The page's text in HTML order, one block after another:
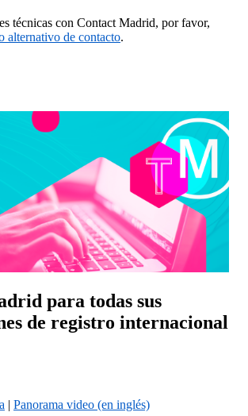
técnicas con Contact Madrid, por favor,
alternativo de contacto.
para todas sus
de registro internacional
| Panorama video (en inglés)